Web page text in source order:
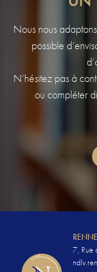
Nous nous
possible
N’hésitez pas à
ou compléter
7, Rue